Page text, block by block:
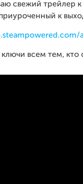
свежий трейлер
к
всем тем, кто